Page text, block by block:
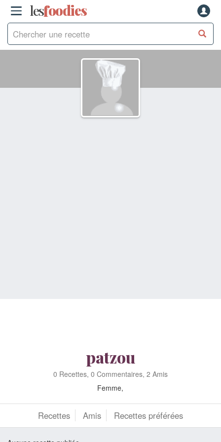
lesfoodies
patzou
0 Recettes, 0 Commentaires, 2 Amis
Femme,
Recettes Amis Recettes préférées